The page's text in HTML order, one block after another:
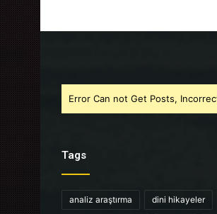
Error Can not Get Posts,
Tags
analiz araştırma dini hikayeler